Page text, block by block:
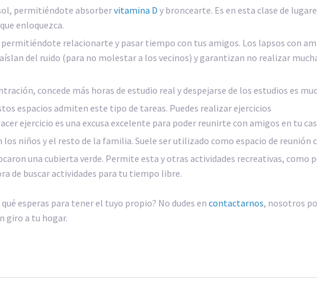
permitiéndote absorbervitamina D y broncearte. Es en esta clase de
enloquezca.
relacionarte y pasar tiempo con tus amigos. Los lapsos con
del ruido (para no molestar a los vecinos) y garantizan no realizar
concede más horas de estudio real y despejarse de los estudios es
espacios admiten este tipo de tareas. Puedes realizar ejercicios
ejercicio es una excusa excelente para poder reunirte con amigos en tu
niños y el resto de la familia. Suele ser utilizado como espacio de reunión
una cubierta verde. Permite esta y otras actividades recreativas, como
de buscar actividades para tu tiempo libre.
esperas para tener el tuyo propio? No dudes en contactarnos, nosotros
giro a tu hogar.